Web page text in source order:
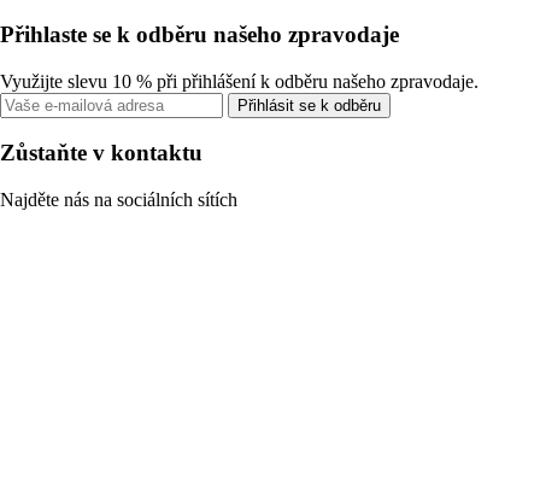
Přihlaste se k odběru našeho zpravodaje
Využijte slevu 10 % při přihlášení k odběru našeho zpravodaje.
Přihlásit se k odběru
Zůstaňte v kontaktu
Najděte nás na sociálních sítích